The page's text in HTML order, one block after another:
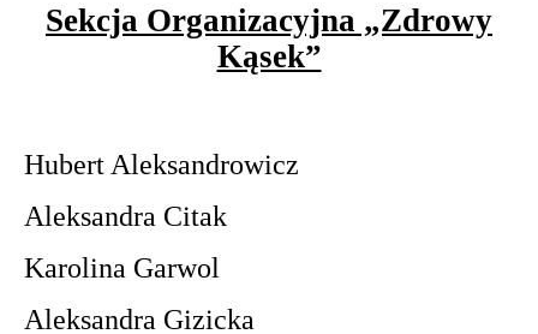
Sekcja Organizacyjna „Zdrowy
Kąsek”
Hubert Aleksandrowicz
Aleksandra Citak
Karolina Garwol
Aleksandra Gizicka